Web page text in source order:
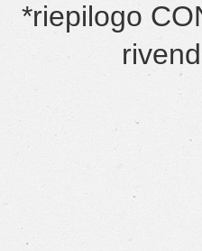
*riepilogo